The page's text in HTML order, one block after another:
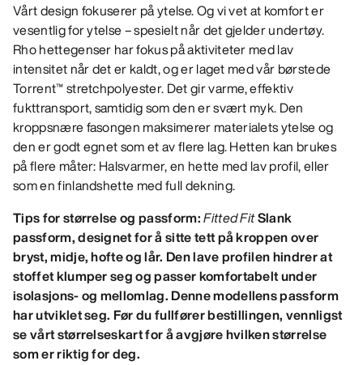
Vårt design fokuserer på ytelse. Og vi vet at komfort er
vesentlig for ytelse – spesielt når det gjelder undertøy.
Rho hettegenser har fokus på aktiviteter med lav
intensitet når det er kaldt, og er laget med vår børstede
Torrent™ stretchpolyester. Det gir varme, effektiv
fukttransport, samtidig som den er svært myk. Den
kroppsnære fasongen maksimerer materialets ytelse og
den er godt egnet som et av flere lag. Hetten kan brukes
på flere måter: Halsvarmer, en hette med lav profil, eller
som en finlandshette med full dekning.
Tips for størrelse og passform:Fitted FitSlank
passform, designet for å sitte tett på kroppen over
bryst, midje, hofte og lår. Den lave profilen hindrer at
stoffet klumper seg og passer komfortabelt under
isolasjons- og mellomlag. Denne modellens passform
har utviklet seg. Før du fullfører bestillingen, vennligst
se vårt størrelseskart for å avgjøre hvilken størrelse
som er riktig for deg.